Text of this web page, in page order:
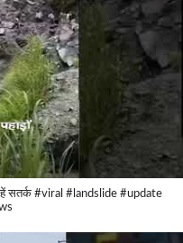
सतर्क #viral #landslide #update